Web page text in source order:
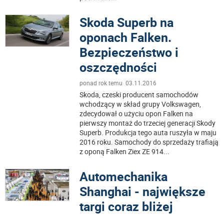
Skoda Superb na
oponach Falken.
Bezpieczeństwo i
oszczędności
ponad rok temu 03.11.2016
Skoda, czeski producent samochodów
wchodzący w skład grupy Volkswagen,
zdecydował o użyciu opon Falken na
pierwszy montaż do trzeciej generacji Skody
Superb. Produkcja tego auta ruszyła w maju
2016 roku. Samochody do sprzedaży trafiają
z oponą Falken Ziex ZE 914...
Automechanika
Shanghai - największe
targi coraz bliżej